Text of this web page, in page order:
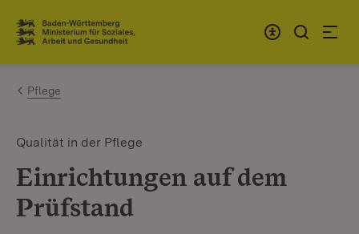
Zum Inhalt springen
Link zur Startseite
Pflege
Qualität in der Pflege
Einrichtungen auf dem
Prüfstand